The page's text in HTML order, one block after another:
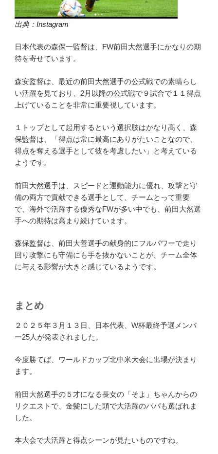
出典： Instagram
日本代表の森保一監督は、FW前田大然選手にかなりの期
待を寄せています。
森安監督は、最近の前田大然選手の公式戦での素晴らし
い活躍を見ており、2月以降の公式戦で９試合で１１得点
上げていることを非常に重要視しています。
１トップとして起用するという選択肢はかなり高く、森
保監督は、「得点は常に最高にありがたいことなので、
得点を奪える選手として彼を考慮したい」と考えている
ようです。
前田大然選手は、スピードと運動能力に優れ、攻撃と守
備の両方で貢献できる選手として、チームとって重要
で、海外で活躍する優秀なFWが多い中でも、前田大然選
手への期待は高まり続けています。
森保監督は、前田大善選手の献身的にフルパワーで走り
回り攻撃にも守備にも手を抜かないことが、チーム全体
に与える影響が大きと感じているようです。
まとめ
２０２５年３月１３日、日本代表、W杯最終予選メンバ
ー25人が発表されました。
今度勝てば、ワールドカップ北中米大会に出場が決まり
ます。
前田大然選手の５才になる長女の「そよ」ちゃんからの
リクエストで、金髪にした頭で大活躍のパパも選ばれま
した。
本大会で大活躍と得点シーンが見たいものですね。